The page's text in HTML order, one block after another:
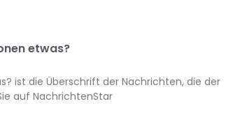
etwas?
ist die Überschrift der Nachrichten, die der
auf NachrichtenStar